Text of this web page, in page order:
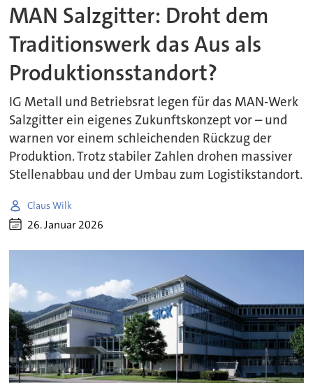
MAN Salzgitter: Droht dem
Traditionswerk das Aus als
Produktionsstandort?
IG Metall und Betriebsrat legen für das MAN-Werk
Salzgitter ein eigenes Zukunftskonzept vor – und
warnen vor einem schleichenden Rückzug der
Produktion. Trotz stabiler Zahlen drohen massiver
Stellenabbau und der Umbau zum Logistikstandort.
Claus Wilk
26. Januar 2026